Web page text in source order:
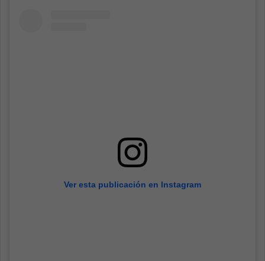
Ver esta publicación en Instagram